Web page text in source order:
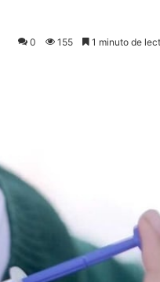
0 155 1 minuto de